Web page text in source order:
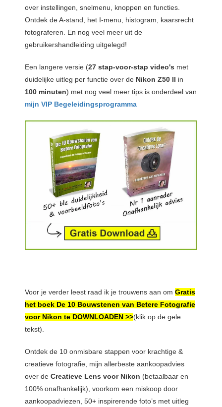
over instellingen, snelmenu, knoppen en functies.
Ontdek de A-stand, het I-menu, histogram, kaarsrecht
fotograferen. En nog veel meer uit de
gebruikershandleiding uitgelegd!
Een langere versie (27 stap-voor-stap video's met
duidelijke uitleg per functie over de Nikon Z50 II in
100 minuten) met nog veel meer tips is onderdeel van
mijn VIP Begeleidingsprogramma
Voor je verder leest raad ik je trouwens aan om Gratis
het boek De 10 Bouwstenen van Betere Fotografie
voor Nikon te DOWNLOADEN >>(klik op de gele
tekst).
Ontdek de 10 onmisbare stappen voor krachtige &
creatieve fotografie, mijn allerbeste aankoopadvies
over de Creatieve Lens voor Nikon (betaalbaar en
100% onafhankelijk), voorkom een miskoop door
aankoopadviezen, 50+ inspirerende foto’s met uitleg